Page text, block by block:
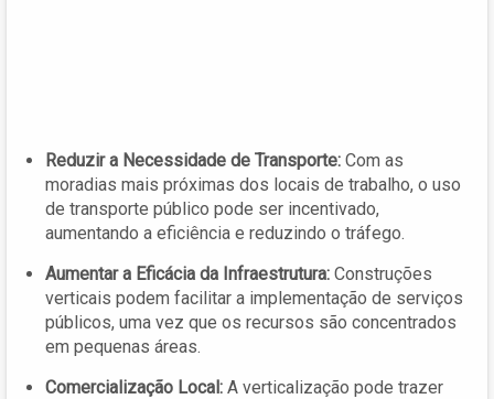
Reduzir a Necessidade de Transporte: Com as
moradias mais próximas dos locais de trabalho, o uso
de transporte público pode ser incentivado,
aumentando a eficiência e reduzindo o tráfego.
Aumentar a Eficácia da Infraestrutura: Construções
verticais podem facilitar a implementação de serviços
públicos, uma vez que os recursos são concentrados
em pequenas áreas.
Comercialização Local: A verticalização pode trazer